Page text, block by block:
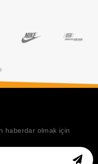
haberdar olmak için